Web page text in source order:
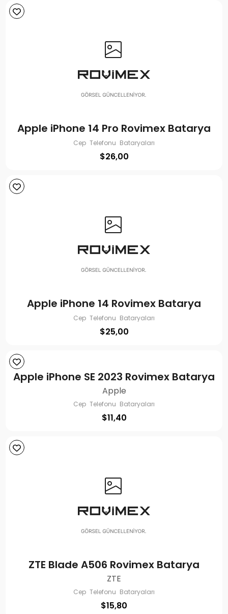
Apple iPhone 14 Pro Rovimex Batarya
Cep Telefonu Bataryaları
$26,00
Apple iPhone 14 Rovimex Batarya
Cep Telefonu Bataryaları
$25,00
Apple iPhone SE 2023 Rovimex Batarya
Apple
Cep Telefonu Bataryaları
$11,40
ZTE Blade A506 Rovimex Batarya
ZTE
Cep Telefonu Bataryaları
$15,80